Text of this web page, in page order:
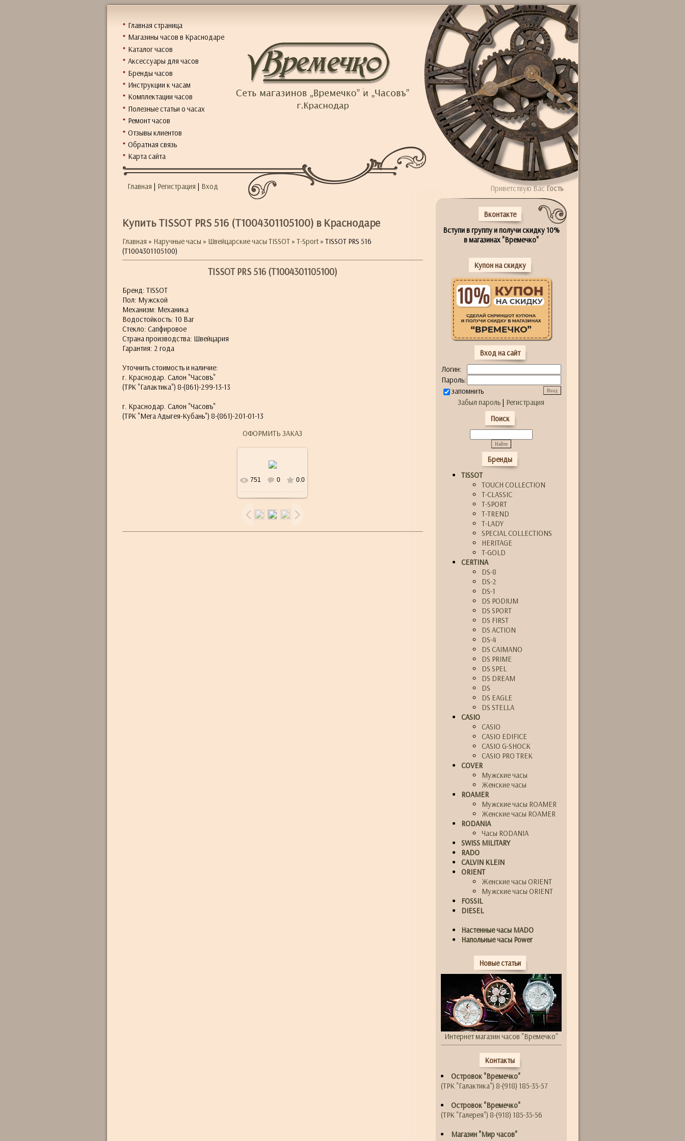
Главная страница
Магазины часов в Краснодаре
Каталог часов
Аксессуары для часов
Бренды часов
Инструкции к часам
Комплектации часов
Полезные статьи о часах
Ремонт часов
Отзывы клиентов
Обратная связь
Карта сайта
Главная | Регистрация | Вход
Купить TISSOT PRS 516 (T1004301105100) в Краснодаре
Главная » Наручные часы » Швейцарские часы TISSOT» T-Sport» TISSOT PRS 516
(T1004301105100)
TISSOT PRS 516 (T1004301105100)
Бренд: TISSOT
Пол: Мужской
Механизм: Механика
Водостойкость: 10 Bar
Стекло: Сапфировое
Страна производства: Швейцария
Гарантия: 2 года
Уточнить стоимость и наличие:
г. Краснодар. Салон "Часовъ"
(ТРК "Галактика") 8-(861)-299-13-13
г. Краснодар. Салон "Часовъ"
(ТРК "Мега Адыгея-Кубань") 8-(861)-201-01-13
ОФОРМИТЬ ЗАКАЗ
751 0 0.0
Приветствую ВасГость
Вконтакте
Вступи в группу и получи скидку 10%
в магазинах "Времечко"
Купон на скидку
Вход на сайт
Логин:
Пароль:
запомнить
Забыл пароль | Регистрация
Поиск
Бренды
TISSOT
TOUCH COLLECTION
T-CLASSIC
T-SPORT
T-TREND
T-LADY
SPECIAL COLLECTIONS
HERITAGE
T-GOLD
CERTINA
DS-8
DS-2
DS-1
DS PODIUM
DS SPORT
DS FIRST
DS ACTION
DS-4
DS CAIMANO
DS PRIME
DS SPEL
DS DREAM
DS
DS EAGLE
DS STELLA
CASIO
CASIO
CASIO EDIFICE
CASIO G-SHOCK
CASIO PRO TREK
COVER
Мужские часы
Женские часы
ROAMER
Мужские часы ROAMER
Женские часы ROAMER
RODANIA
Часы RODANIA
SWISS MILITARY
RADO
CALVIN KLEIN
ORIENT
Женские часы ORIENT
Мужские часы ORIENT
FOSSIL
DIESEL
Настенные часы MADO
Напольные часы Power
Новые статьи
Интернет магазин часов "Времечко"
Контакты
Островок "Времечко"
(ТРК "Галактика") 8-(918) 185-35-57
Островок "Времечко"
(ТРК "Галерея") 8-(918) 185-35-56
Магазин "Мир часов"